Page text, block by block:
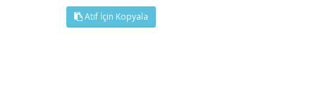
Atıf İçin Kopyala